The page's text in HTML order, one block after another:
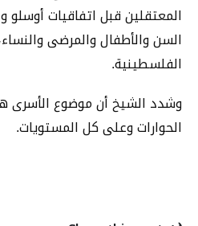
المعتقلين قبل اتفاقيات أوسلو
السن والأطفال والمرضى
الفلسطينية.
وشدد الشيخ أن موضوع
الحوارات وعلى كل المستويات.